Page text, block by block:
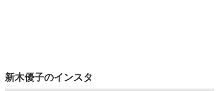
新木優子のインスタ